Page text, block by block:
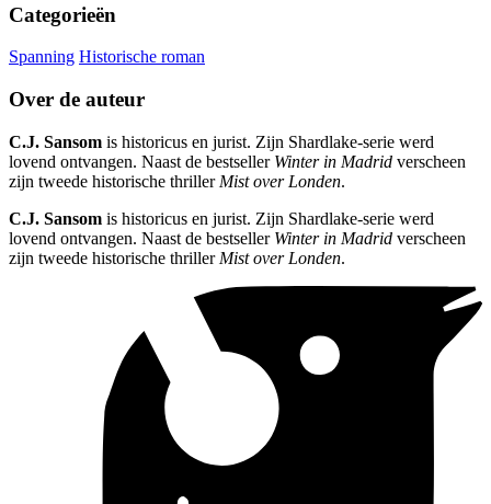
Categorieën
Spanning Historische roman
Over de auteur
C.J. Sansom is historicus en jurist. Zijn Shardlake-serie werd
lovend ontvangen. Naast de bestseller Winter in Madrid verscheen
zijn tweede historische thriller Mist over Londen.
C.J. Sansom is historicus en jurist. Zijn Shardlake-serie werd
lovend ontvangen. Naast de bestseller Winter in Madrid verscheen
zijn tweede historische thriller Mist over Londen.